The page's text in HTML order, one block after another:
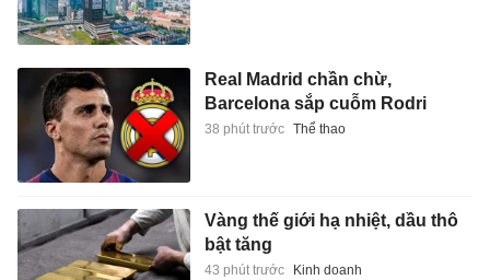
Real Madrid chần chừ,
Barcelona sắp cuỗm Rodri
38 phút trước Thể thao
Vàng thế giới hạ nhiệt, dầu thô
bật tăng
43 phút trước Kinh doanh